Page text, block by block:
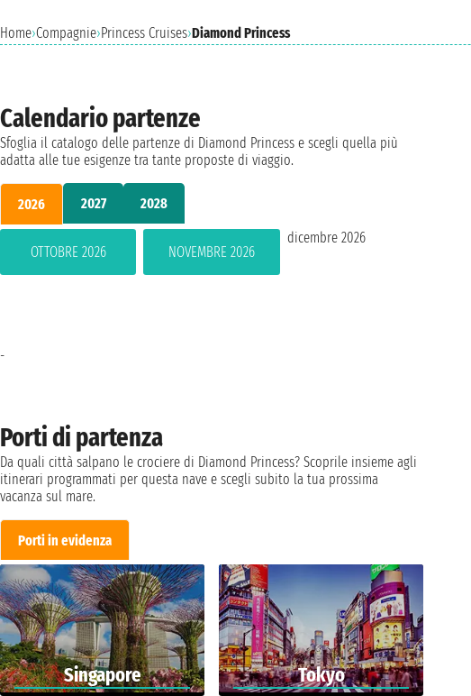
Home›Compagnie›Princess Cruises›Diamond Princess
Calendario partenze
Sfoglia il catalogo delle partenze di Diamond Princess e scegli quella più
adatta alle tue esigenze tra tante proposte di viaggio.
2026 2027 2028
OTTOBRE 2026 NOVEMBRE 2026
dicembre 2026
Porti di partenza
Da quali città salpano le crociere di Diamond Princess? Scoprile insieme agli
itinerari programmati per questa nave e scegli subito la tua prossima
vacanza sul mare.
Porti in evidenza
Singapore Tokyo
-